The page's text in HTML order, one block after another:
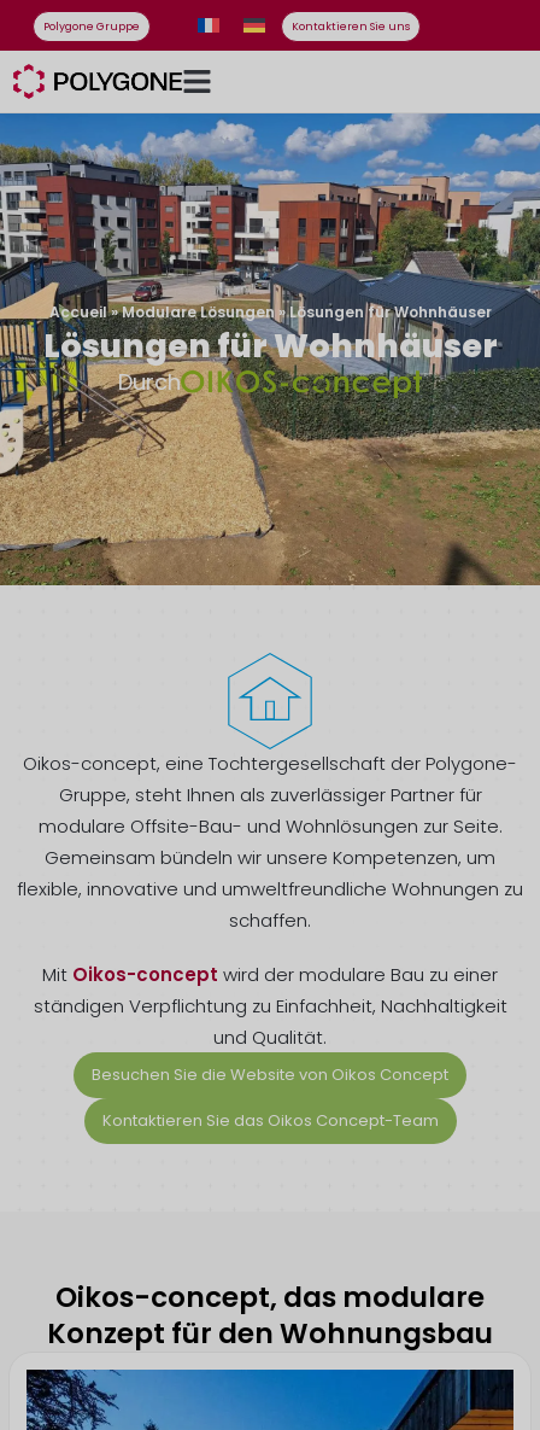
Polygone Gruppe Kontaktieren Sie uns
Accueil»Modulare Lösungen »Lösungen für Wohnhäuser
Lösungen für Wohnhäuser
Durch
Oikos-concept, eine Tochtergesellschaft der Polygone-
Gruppe, steht Ihnen als zuverlässiger Partner für
modulare Offsite-Bau- und Wohnlösungen zur Seite.
Gemeinsam bündeln wir unsere Kompetenzen, um
flexible, innovative und umweltfreundliche Wohnungen zu
schaffen.
Mit Oikos-concept wird der modulare Bau zu einer
ständigen Verpflichtung zu Einfachheit, Nachhaltigkeit
und Qualität.
Besuchen Sie die Website von Oikos Concept
Kontaktieren Sie das Oikos Concept-Team
Oikos-concept, das modulare
Konzept für den Wohnungsbau